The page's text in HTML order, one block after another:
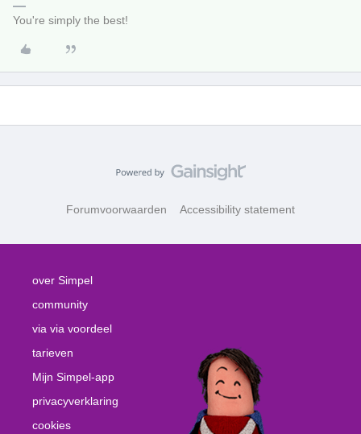
You're simply the best!
Forumvoorwaarden Accessibility statement
over Simpel
community
via via voordeel
tarieven
Mijn Simpel-app
privacyverklaring
cookies